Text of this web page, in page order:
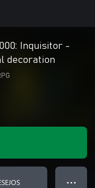
Inquisitor -
decoration
● ● ●